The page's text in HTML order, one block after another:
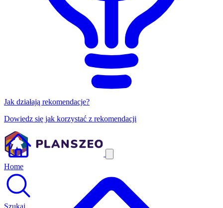
Jak działają rekomendacje?
Dowiedz się jak korzystać z rekomendacji
Home
Szukaj